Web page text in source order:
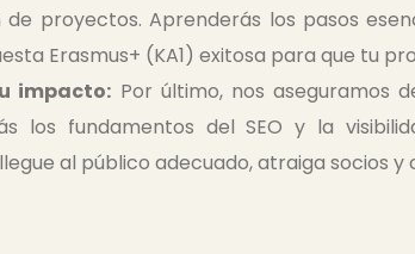
de proyectos. Aprenderás los pasos
Erasmus+ (KA1) exitosa para que tu
impacto: Por último, nos aseguramos
los fundamentos del SEO y la
al público adecuado, atraiga socios y